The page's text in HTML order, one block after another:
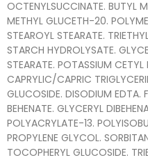
OCTENYLSUCCINATE. BUTYL
METHYL GLUCETH-20.
STEAROYL STEARATE.
STARCH HYDROLYSATE.
STEARATE. POTASSIUM
CAPRYLIC/CAPRIC
GLUCOSIDE. DISODIUM EDTA.
BEHENATE. GLYCERYL
POLYACRYLATE-13.
PROPYLENE GLYCOL.
TOCOPHERYL GLUCOSIDE.